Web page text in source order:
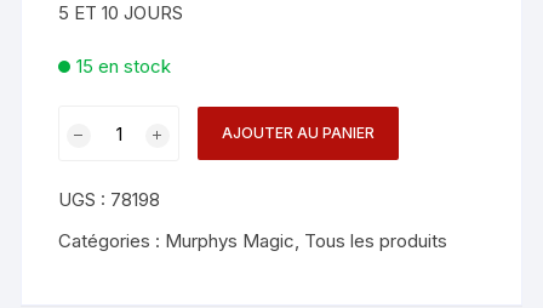
5 ET 10 JOURS
15 en stock
Paddle
Collection
AJOUTER AU PANIER
UGS : 78198
Catégories : Murphys Magic, Tous les produits